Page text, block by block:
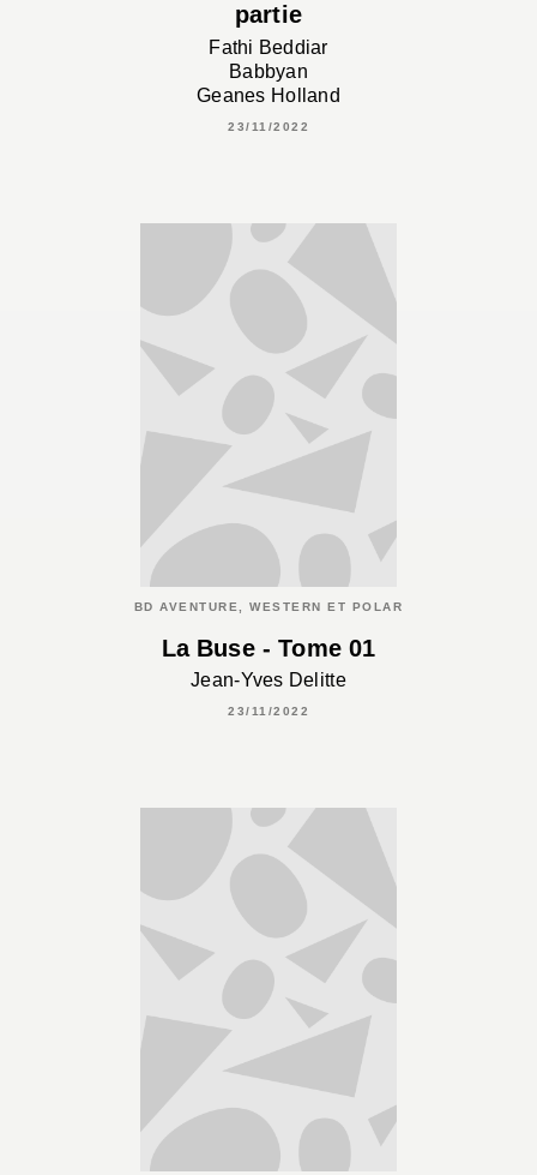
partie
Fathi Beddiar
Babbyan
Geanes Holland
23/11/2022
BD AVENTURE, WESTERN ET POLAR
La Buse - Tome 01
Jean-Yves Delitte
23/11/2022